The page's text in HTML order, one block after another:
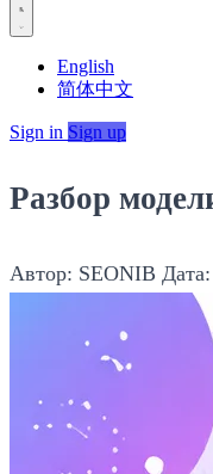
English
简体中文
Sign in Sign up
Разбор
Автор: SEONIB